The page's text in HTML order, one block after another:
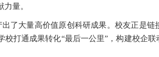
量。
了大量高价值原创科研成果。校友正是
校打通成果转化“最后一公里”，构建校企